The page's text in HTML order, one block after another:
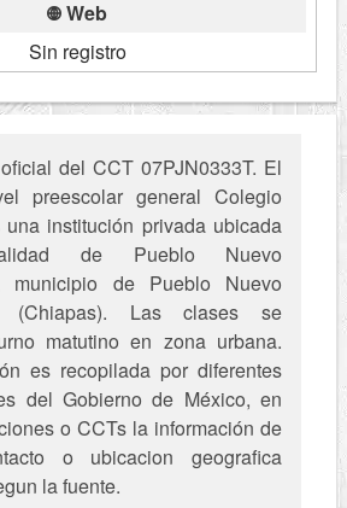
Web
Sin registro
del CCT 07PJN0333T. El
preescolar general Colegio
institución privada ubicada
de Pueblo Nuevo
municipio de Pueblo Nuevo
(Chiapas). Las clases se
matutino en zona urbana.
es recopilada por diferentes
del Gobierno de México, en
o CCTs la información de
o ubicacion geografica
la fuente.